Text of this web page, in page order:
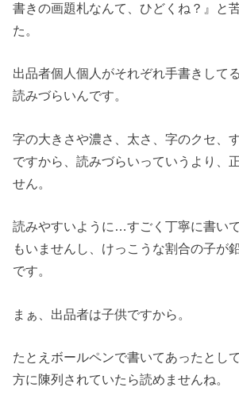
書きの画題札なんて、ひどくね？』と
た。
出品者個人個人がそれぞれ手書きして
読みづらいんです。
字の大きさや濃さ、太さ、字のクセ、
ですから、読みづらいっていうより、
せん。
読みやすいように…すごく丁寧に書い
もいませんし、けっこうな割合の子が
です。
まぁ、出品者は子供ですから。
たとえボールペンで書いてあったとし
方に陳列されていたら読めませんね。